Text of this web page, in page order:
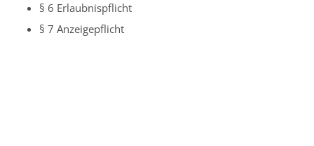
§ 6 Erlaubnispflicht
§ 7 Anzeigepflicht